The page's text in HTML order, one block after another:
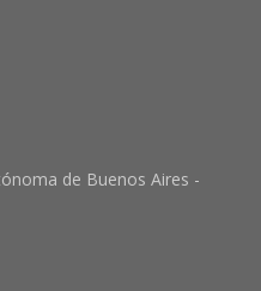
de Buenos Aires -